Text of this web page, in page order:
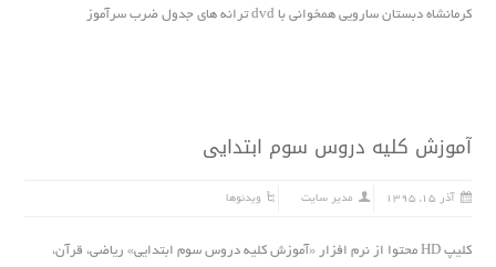
کرمانشاه دبستان سارویى همخوانى با dvd ترانه هاى جدول ضرب سرآموز
آموزش کلیه دروس سوم ابتدایى
آذر ۱۵, ۱۳۹۵ مدیر سایت ویدئوها
کلیپ HD محتوا از نرم افزار «آموزش کلیه دروس سوم ابتدایى» ریاضى، قرآن،